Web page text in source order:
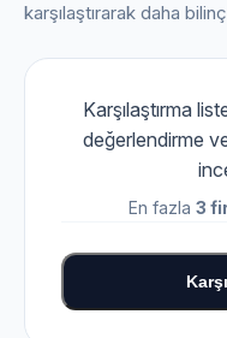
karşılaştırarak daha
Karşılaştırma
değerlendirme
En fazla 3